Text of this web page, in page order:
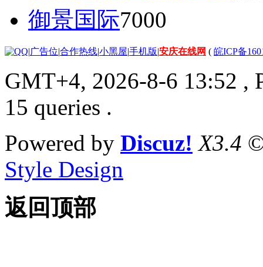
御景国际7000
|广告位|合作热线|小黑屋|手机版|安庆在线网 ( 皖ICP备
GMT+4, 2026-8-6 13:52 ,
15 queries .
Powered by Discuz! X3.4
Style Design
返回顶部